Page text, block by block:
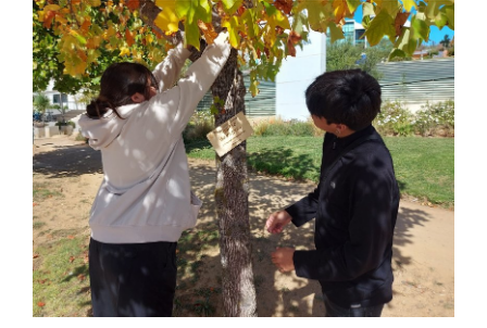
Postgrado
Formación Continua
Estudiantes
Académicos
Funcionarios
Alumni